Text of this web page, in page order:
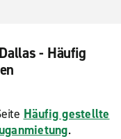
- Häufig
Häufig gestellte
.